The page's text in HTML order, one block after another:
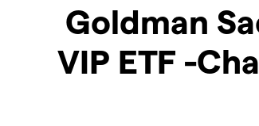
Goldman
VIP ETF -